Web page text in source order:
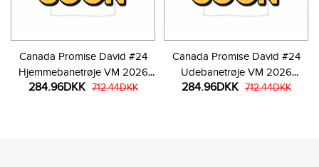
Canada Promise David #24
Hjemmebanetrøje VM 2026
Kortærmet
284.96DKK 712.44DKK
Canada Promise David #24
Udebanetrøje VM 2026
Kortærmet
284.96DKK 712.44DKK